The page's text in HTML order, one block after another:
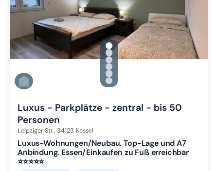
gallery.slide_selector
Zu Slide 1 wechseln
Zu Slide 2 wechseln
Zu Slide 3 wechseln
Zu Slide 4 wechseln
Zu Slide 5 wechseln
Zu Slide 6 wechseln
Luxus - Parkplätze - zentral - bis 50
Personen
Leipziger Str., 34123 Kassel
Luxus-Wohnungen/Neubau. Top-Lage und A7
Anbindung. Essen/Einkaufen zu Fuß erreichbar
⭐️⭐️⭐️⭐️⭐️